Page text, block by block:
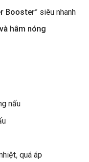
Booster” siêu nhanh
hâm nóng
nấu
quá áp